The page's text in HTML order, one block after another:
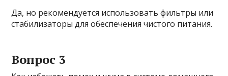
Да, но рекомендуется использовать фильтры или
стабилизаторы для обеспечения чистого питания.
Вопрос 3